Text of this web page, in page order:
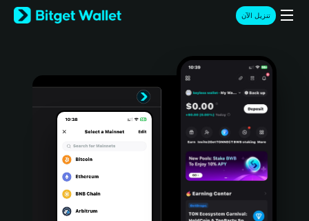
English
日本語
Türkçe
Português (Portugal)
Bahasa Indonesia
تنزيل الآن